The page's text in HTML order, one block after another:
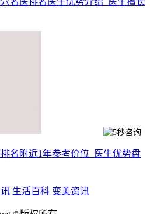
名附近1年参考价位_医生优势盘
生活百科 变美资讯